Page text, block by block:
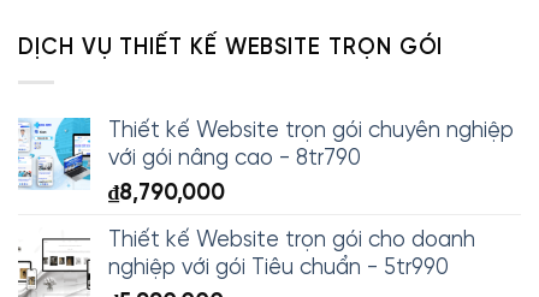
DỊCH VỤ THIẾT KẾ WEBSITE TRỌN GÓI
Thiết kế Website trọn gói chuyên nghiệp
với gói nâng cao - 8tr790
₫8,790,000
Thiết kế Website trọn gói cho doanh
nghiệp với gói Tiêu chuẩn - 5tr990